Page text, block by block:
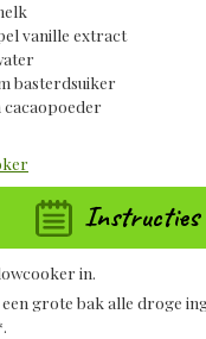
vanille extract
basterdsuiker
cacaopoeder
Instructies
in.
een grote bak alle droge